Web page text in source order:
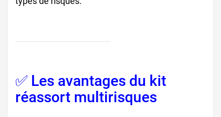
✅ Les avantages du kit
réassort multirisques